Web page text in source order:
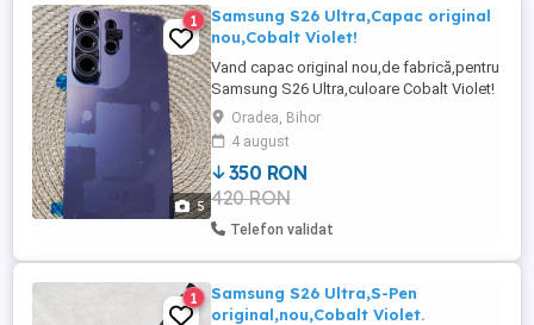
5
1
Samsung S26 Ultra,Capac original
nou,Cobalt Violet!
Vand capac original nou,de fabrică,pentru
Samsung S26 Ultra,culoare Cobalt Violet!
Este sigilat pe spate si pe geamul de
camera foto! Pret FiX! 350 lei.
Oradea, Bihor
4 august
350 RON
420 RON
Telefon validat
1
Samsung S26 Ultra,S-Pen
original,nou,Cobalt Violet.